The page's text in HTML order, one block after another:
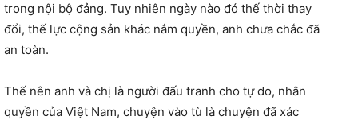
trong nội bộ đảng. Tuy nhiên ngày nào đó thế thời thay
đổi, thế lực cộng sản khác nắm quyền, anh chưa chắc đã
an toàn.
Thế nên anh và chị là người đấu tranh cho tự do, nhân
quyền của Việt Nam, chuyện vào tù là chuyện đã xác